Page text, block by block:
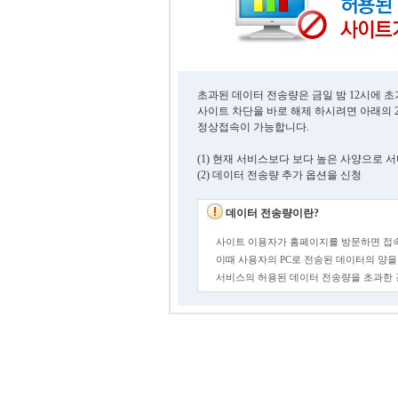
초과된 데이터 전송량은 금일 밤 12시에
사이트 차단을 바로 해제 하시려면 아래의
정상접속이 가능합니다.
(1) 현재 서비스보다 보다 높은 사양으로
(2) 데이터 전송량 추가 옵션을 신청
데이터 전송량이란?
사이트 이용자가 홈페이지를 방문하면 접
이때 사용자의 PC로 전송된 데이터의 양
서비스의 허용된 데이터 전송량을 초과